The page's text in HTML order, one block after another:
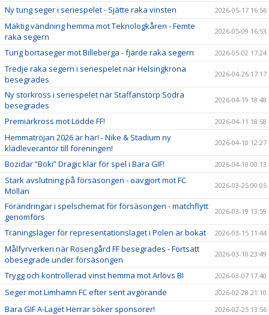
Ny tung seger i seriespelet - Sjätte raka vinsten 2026-05-17 16:56
Mäktig vändning hemma mot Teknologkåren - Femte
raka segern
2026-05-09 16:53
Tung bortaseger mot Billeberga - fjärde raka segern 2026-05-02 17:24
Tredje raka segern i seriespelet när Helsingkrona
besegrades
2026-04-26 17:17
Ny storkross i seriespelet när Staffanstorp Södra
besegrades
2026-04-19 18:48
Premiärkross mot Lödde FF! 2026-04-11 18:58
Hemmatröjan 2026 är här! - Nike & Stadium ny
klädleverantör till föreningen!
2026-04-10 12:27
Bozidar ”Boki” Dragic klar för spel i Bara GIF! 2026-04-10 00:13
Stark avslutning på försäsongen - oavgjort mot FC
Möllan
2026-03-25 00:05
Förändringar i spelschemat för försäsongen - matchflytt
genomförs
2026-03-19 13:59
Träningsläger för representationslaget i Polen är bokat 2026-03-15 11:44
Målfyrverkeri när Rosengård FF besegrades - Fortsatt
obesegrade under försäsongen
2026-03-10 23:49
Trygg och kontrollerad vinst hemma mot Arlövs BI 2026-03-07 17:40
Seger mot Limhamn FC efter sent avgörande 2026-02-28 21:10
Bara GIF A-Laget Herrar söker sponsorer! 2026-02-25 13:56